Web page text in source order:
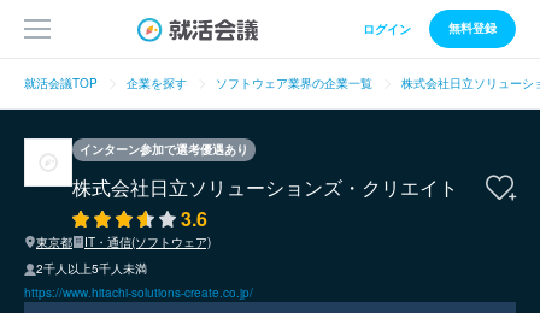
ログイン 無料登録
就活会議TOP 企業を探す ソフトウェア業界の企業一覧 株式会社日立ソリューシ
インターン参加で選考優遇あり
株式会社日立ソリューションズ・クリエイト
3.6
東京都
IT・通信(ソフトウェア)
2千人以上5千人未満
https://www.hitachi-solutions-create.co.jp/